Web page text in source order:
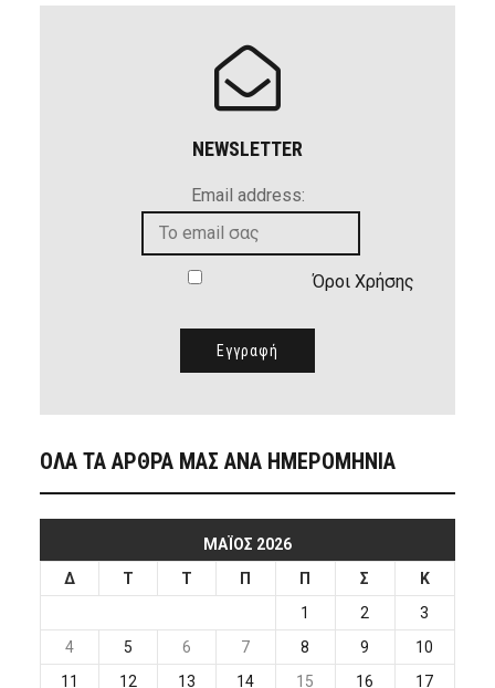
NEWSLETTER
Email address:
Όροι Χρήσης
ΟΛΑ ΤΑ ΑΡΘΡΑ ΜΑΣ ΑΝΑ ΗΜΕΡΟΜΗΝΙΑ
ΜΆΙΟΣ 2026
Δ
Τ Τ Π Π Σ
Κ
1
2
3
4
5 6 7 8 9
10
11
12 13 14 15 16 17